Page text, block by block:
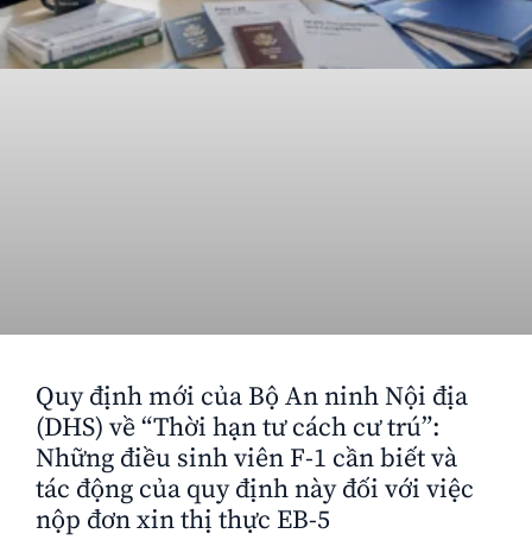
Quy định mới của Bộ An ninh Nội địa
(DHS) về “Thời hạn tư cách cư trú”:
Những điều sinh viên F-1 cần biết và
tác động của quy định này đối với việc
nộp đơn xin thị thực EB-5